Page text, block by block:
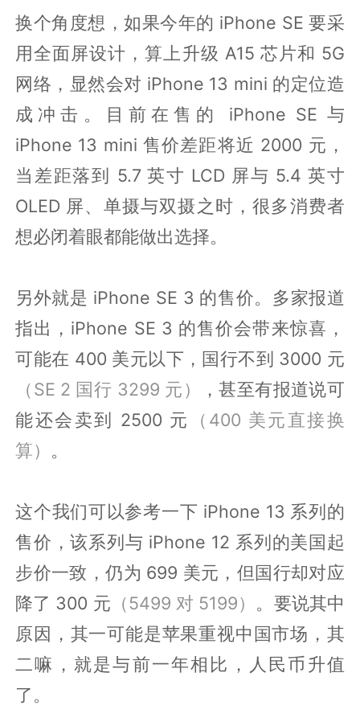
换个角度想，如果今年的 iPhone SE 要采
用全面屏设计，算上升级 A15 芯片和 5G
网络，显然会对 iPhone 13 mini 的定位造
成冲击。目前在售的 iPhone SE 与
iPhone 13 mini 售价差距将近 2000 元，
当差距落到 5.7 英寸 LCD 屏与 5.4 英寸
OLED 屏、单摄与双摄之时，很多消费者
想必闭着眼都能做出选择。
另外就是 iPhone SE 3 的售价。多家报道
指出，iPhone SE 3 的售价会带来惊喜，
可能在 400 美元以下，国行不到 3000 元
（SE 2 国行 3299 元）
，甚至有报道说可
能还会卖到 2500 元
（400 美元直接换
算） 。
这个我们可以参考一下 iPhone 13 系列的
售价，该系列与 iPhone 12 系列的美国起
步价一致，仍为 699 美元，但国行却对应
降了 300 元 （5499 对 5199） 。要说其中
原因，其一可能是苹果重视中国市场，其
二嘛，就是与前一年相比，人民币升值
了。